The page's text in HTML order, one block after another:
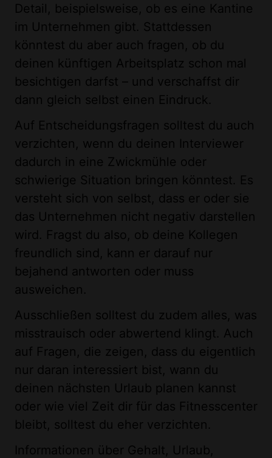
Detail, beispielsweise, ob es eine Kantine
im Unternehmen gibt. Stattdessen
könntest du aber auch fragen, ob du
deinen künftigen Arbeitsplatz schon mal
besichtigen darfst – und verschaffst dir
dann gleich selbst einen Eindruck.
Auf Entscheidungsfragen solltest du auch
verzichten, wenn du deinen Interviewer
dadurch in eine Zwickmühle oder
schwierige Situation bringen könntest. Es
versteht sich von selbst, dass er oder sie
das Unternehmen nicht negativ darstellen
wird. Fragst du also, ob deine Kollegen
freundlich sind, kann er darauf nur
bejahend antworten oder muss
ausweichen.
Ausschließen solltest du zudem alles, was
misstrauisch oder abwertend klingt. Auch
auf Fragen, die zeigen, dass du eigentlich
nur daran interessiert bist, wann du
deinen nächsten Urlaub planen kannst
oder wie viel Zeit dir für das Fitnesscenter
bleibt, solltest du eher verzichten.
Informationen über Gehalt, Urlaub,